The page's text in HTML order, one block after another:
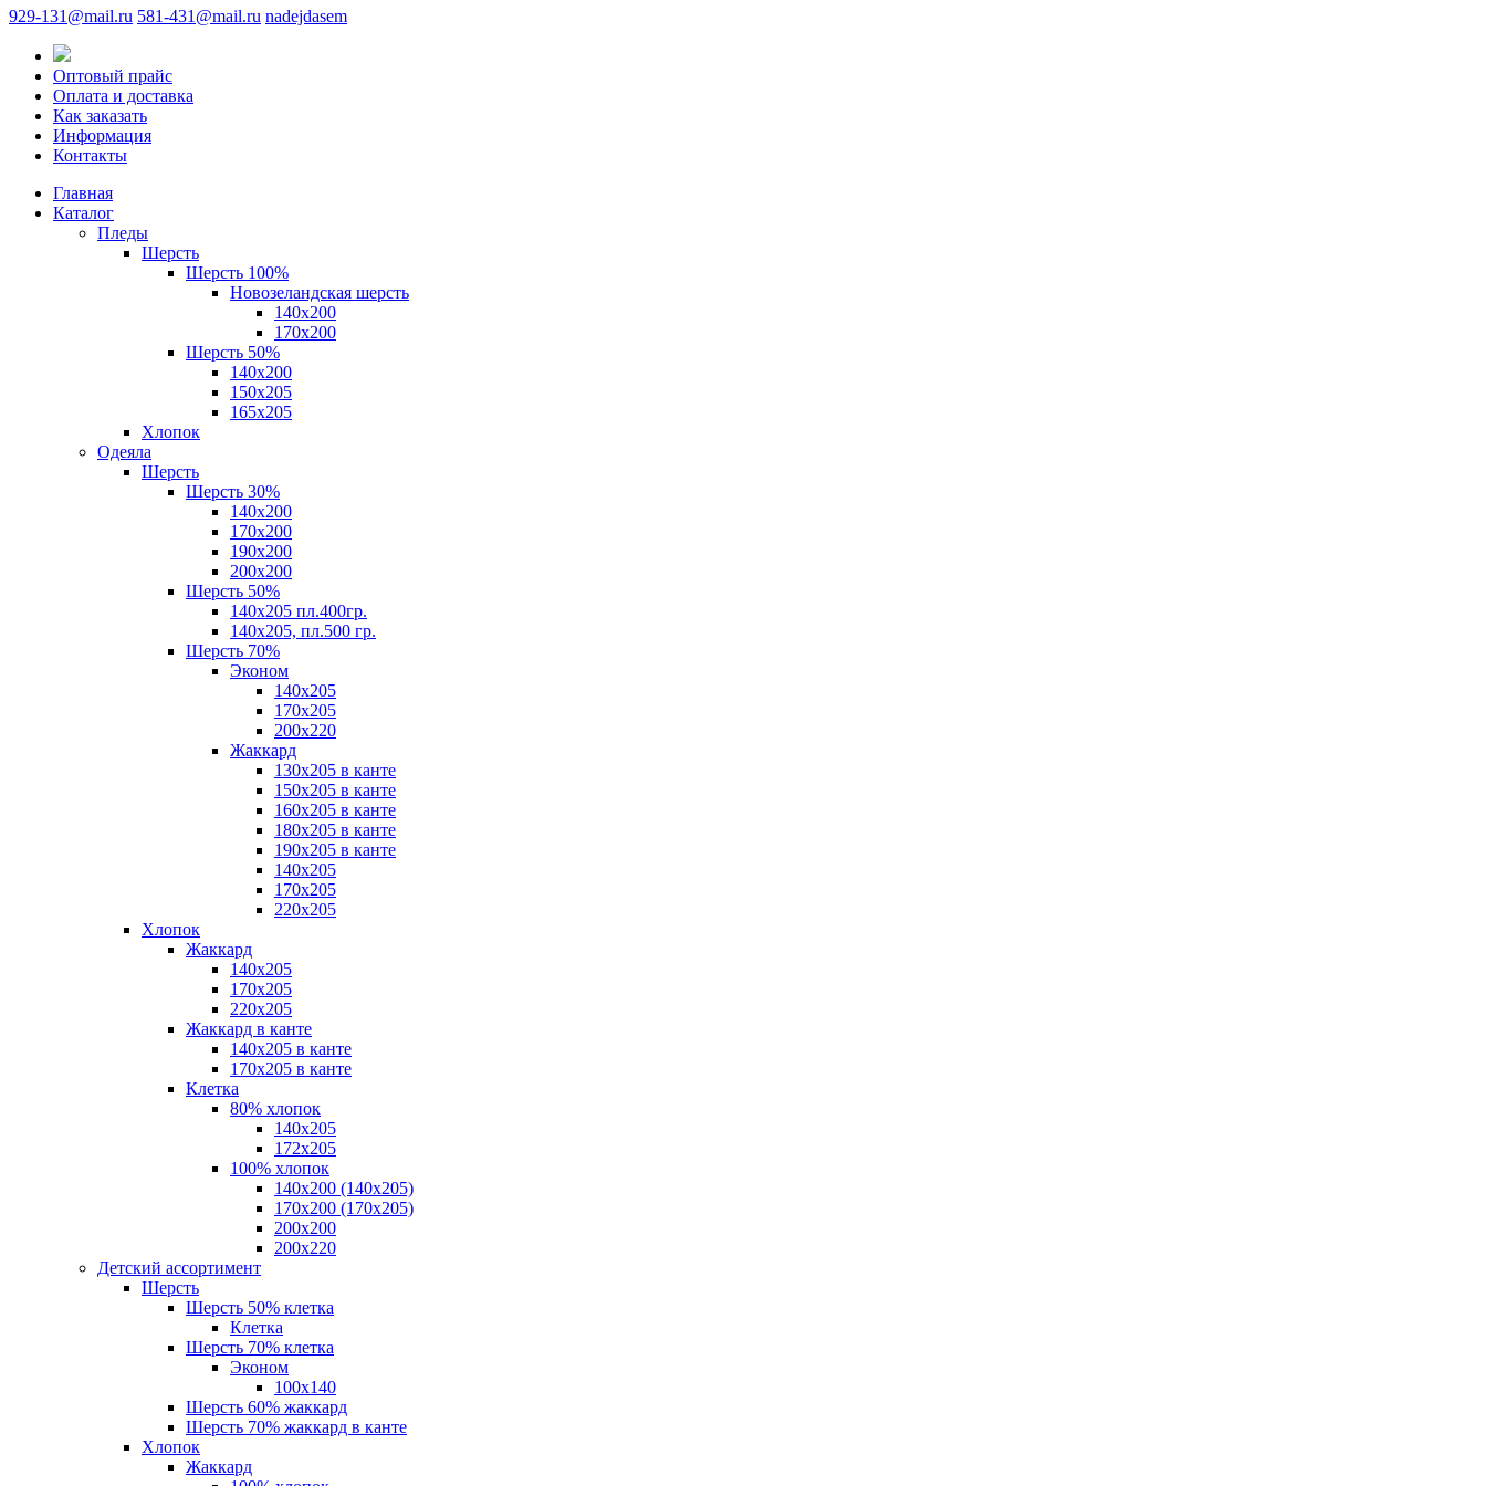
929-131@mail.ru 581-431@mail.ru nadejdasem
Оптовый прайс
Оплата и доставка
Как заказать
Информация
Контакты
Главная
Каталог
Пледы
Шерсть
Шерсть 100%
Новозеландская шерсть
140х200
170x200
Шерсть 50%
140x200
150х205
165х205
Хлопок
Одеяла
Шерсть
Шерсть 30%
140х200
170х200
190х200
200х200
Шерсть 50%
140х205 пл.400гр.
140х205, пл.500 гр.
Шерсть 70%
Эконом
140х205
170х205
200х220
Жаккард
130х205 в канте
150х205 в канте
160х205 в канте
180х205 в канте
190х205 в канте
140х205
170х205
220х205
Хлопок
Жаккард
140x205
170х205
220х205
Жаккард в канте
140х205 в канте
170х205 в канте
Клетка
80% хлопок
140x205
172х205
100% хлопок
140x200 (140х205)
170x200 (170х205)
200х200
200х220
Детский ассортимент
Шерсть
Шерсть 50% клетка
Клетка
Шерсть 70% клетка
Эконом
100x140
Шерсть 60% жаккард
Шерсть 70% жаккард в канте
Хлопок
Жаккард